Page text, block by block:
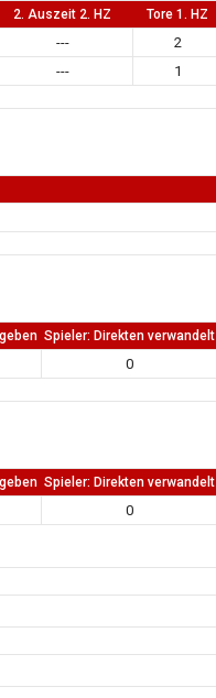
2. Auszeit 2. HZ Tore 1. HZ
--- 2
--- 1
Spieler: Direkten verwandelt
0
Spieler: Direkten verwandelt
0